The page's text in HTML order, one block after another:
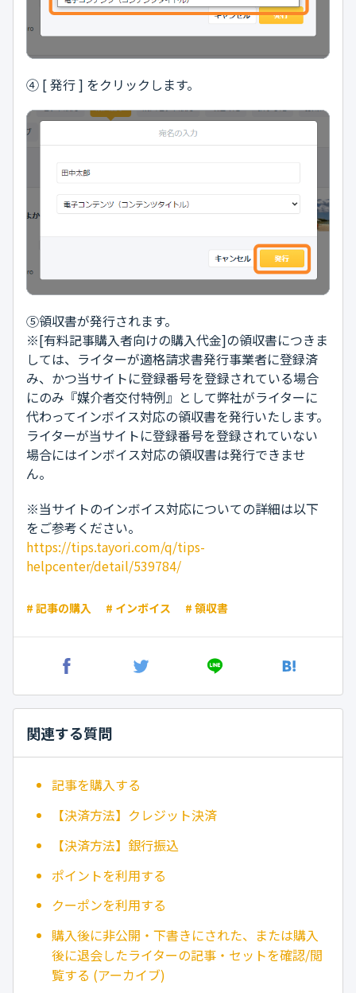
④ [ 発行 ] をクリックします。
⑤領収書が発行されます。
※[有料記事購入者向けの購入代金]の領収書につきま
しては、ライターが適格請求書発行事業者に登録済
み、かつ当サイトに登録番号を登録されている場合
にのみ『媒介者交付特例』として弊社がライターに
代わってインボイス対応の領収書を発行いたします。
ライターが当サイトに登録番号を登録されていない
場合にはインボイス対応の領収書は発行できませ
ん。
※当サイトのインボイス対応についての詳細は以下
をご参考ください。
https://tips.tayori.com/q/tips-
helpcenter/detail/539784/
# 記事の購入 # インボイス # 領収書
関連する質問
記事を購入する
【決済方法】クレジット決済
【決済方法】銀行振込
ポイントを利用する
クーポンを利用する
購入後に非公開・下書きにされた、または購入
後に退会したライターの記事・セットを確認/閲
覧する (アーカイブ)